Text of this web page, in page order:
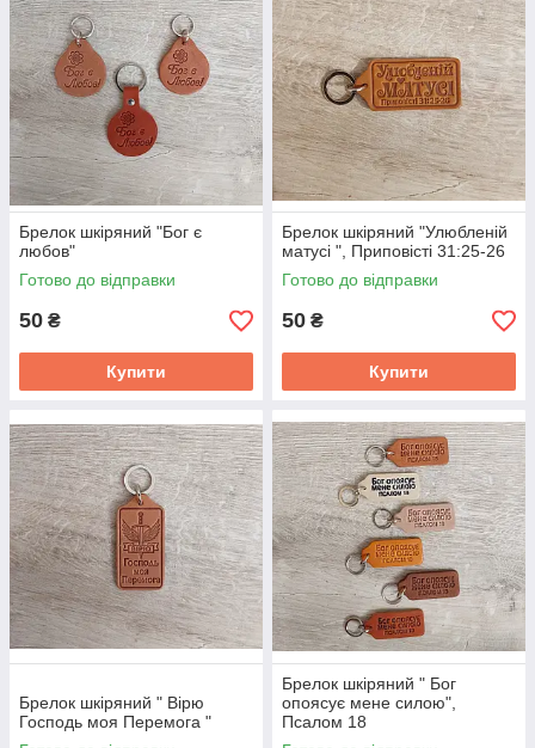
Брелок шкіряний "Бог є
любов"
Готово до відправки
50 ₴
Купити
Брелок шкіряний "Улюбленій
матусі ", Приповісті 31:25-26
Готово до відправки
50 ₴
Купити
Брелок шкіряний " Вірю
Господь моя Перемога "
Брелок шкіряний " Бог
опоясує мене силою",
Псалом 18